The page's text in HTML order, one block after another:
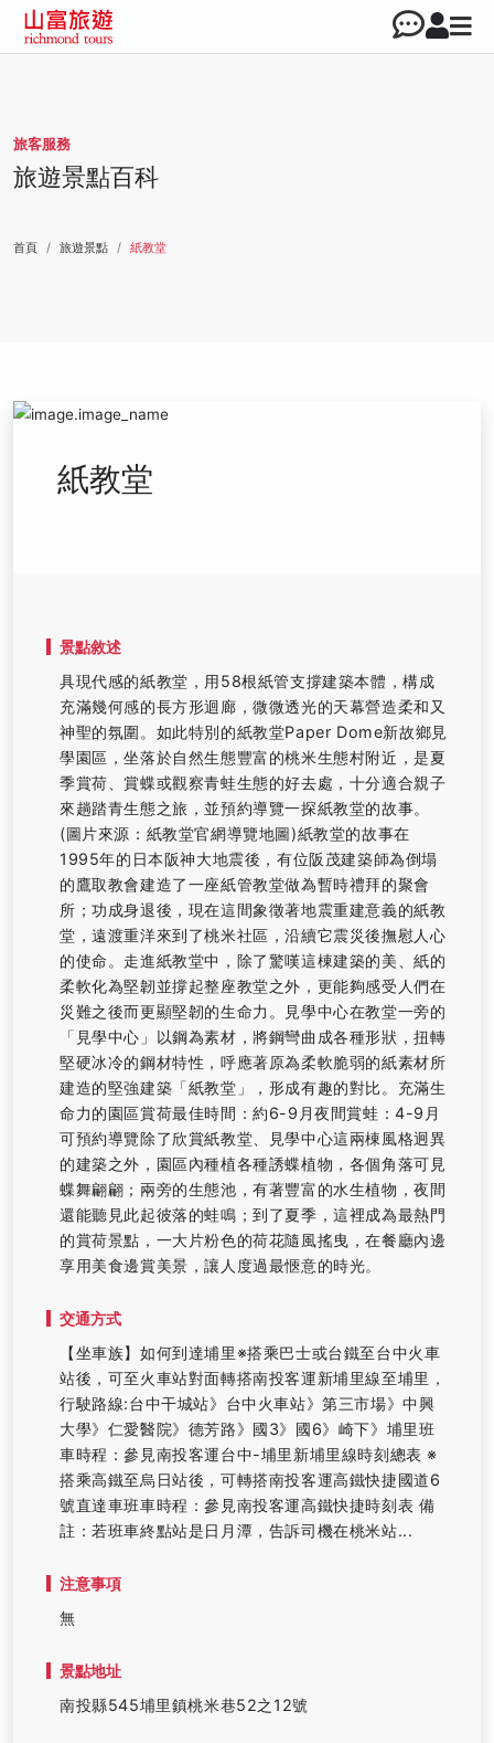
旅客服務
旅遊景點百科
首頁 旅遊景點 紙教堂
紙教堂
景點敘述
具現代感的紙教堂，用58根紙管支撐建築本體，構成
充滿幾何感的長方形迴廊，微微透光的天幕營造柔和又
神聖的氛圍。如此特別的紙教堂Paper Dome新故鄉見
學園區，坐落於自然生態豐富的桃米生態村附近，是夏
季賞荷、賞蝶或觀察青蛙生態的好去處，十分適合親子
來趟踏青生態之旅，並預約導覽一探紙教堂的故事。
(圖片來源：紙教堂官網導覽地圖)紙教堂的故事在
1995年的日本阪神大地震後，有位阪茂建築師為倒塌
的鷹取教會建造了一座紙管教堂做為暫時禮拜的聚會
所；功成身退後，現在這間象徵著地震重建意義的紙教
堂，遠渡重洋來到了桃米社區，沿續它震災後撫慰人心
的使命。走進紙教堂中，除了驚嘆這棟建築的美、紙的
柔軟化為堅韌並撐起整座教堂之外，更能夠感受人們在
災難之後而更顯堅韌的生命力。見學中心在教堂一旁的
「見學中心」以鋼為素材，將鋼彎曲成各種形狀，扭轉
堅硬冰冷的鋼材特性，呼應著原為柔軟脆弱的紙素材所
建造的堅強建築「紙教堂」，形成有趣的對比。充滿生
命力的園區賞荷最佳時間：約6-9月夜間賞蛙：4-9月
可預約導覽除了欣賞紙教堂、見學中心這兩棟風格迥異
的建築之外，園區內種植各種誘蝶植物，各個角落可見
蝶舞翩翩；兩旁的生態池，有著豐富的水生植物，夜間
還能聽見此起彼落的蛙鳴；到了夏季，這裡成為最熱門
的賞荷景點，一大片粉色的荷花隨風搖曳，在餐廳內邊
享用美食邊賞美景，讓人度過最愜意的時光。
交通方式
【坐車族】如何到達埔里※搭乘巴士或台鐵至台中火車
站後，可至火車站對面轉搭南投客運新埔里線至埔里，
行駛路線:台中干城站》台中火車站》第三市場》中興
大學》仁愛醫院》德芳路》國3》國6》崎下》埔里班
車時程：參見南投客運台中-埔里新埔里線時刻總表 ※
搭乘高鐵至烏日站後，可轉搭南投客運高鐵快捷國道6
號直達車班車時程：參見南投客運高鐵快捷時刻表 備
註：若班車終點站是日月潭，告訴司機在桃米站...
注意事項
無
景點地址
南投縣545埔里鎮桃米巷52之12號